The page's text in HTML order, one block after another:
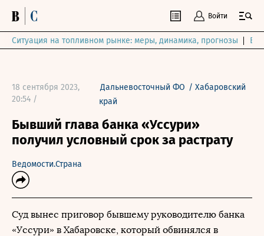
Войти
Ситуация на топливном рынке: меры, динамика, прогнозы
18 сентября 2023,
20:54 /
Дальневосточный ФО /Хабаровский
край
Бывший глава банка «Уссури»
получил условный срок за растрату
Ведомости.Страна
Суд вынес приговор бывшему руководителю банка
«Уссури» в Хабаровске, который обвинялся в